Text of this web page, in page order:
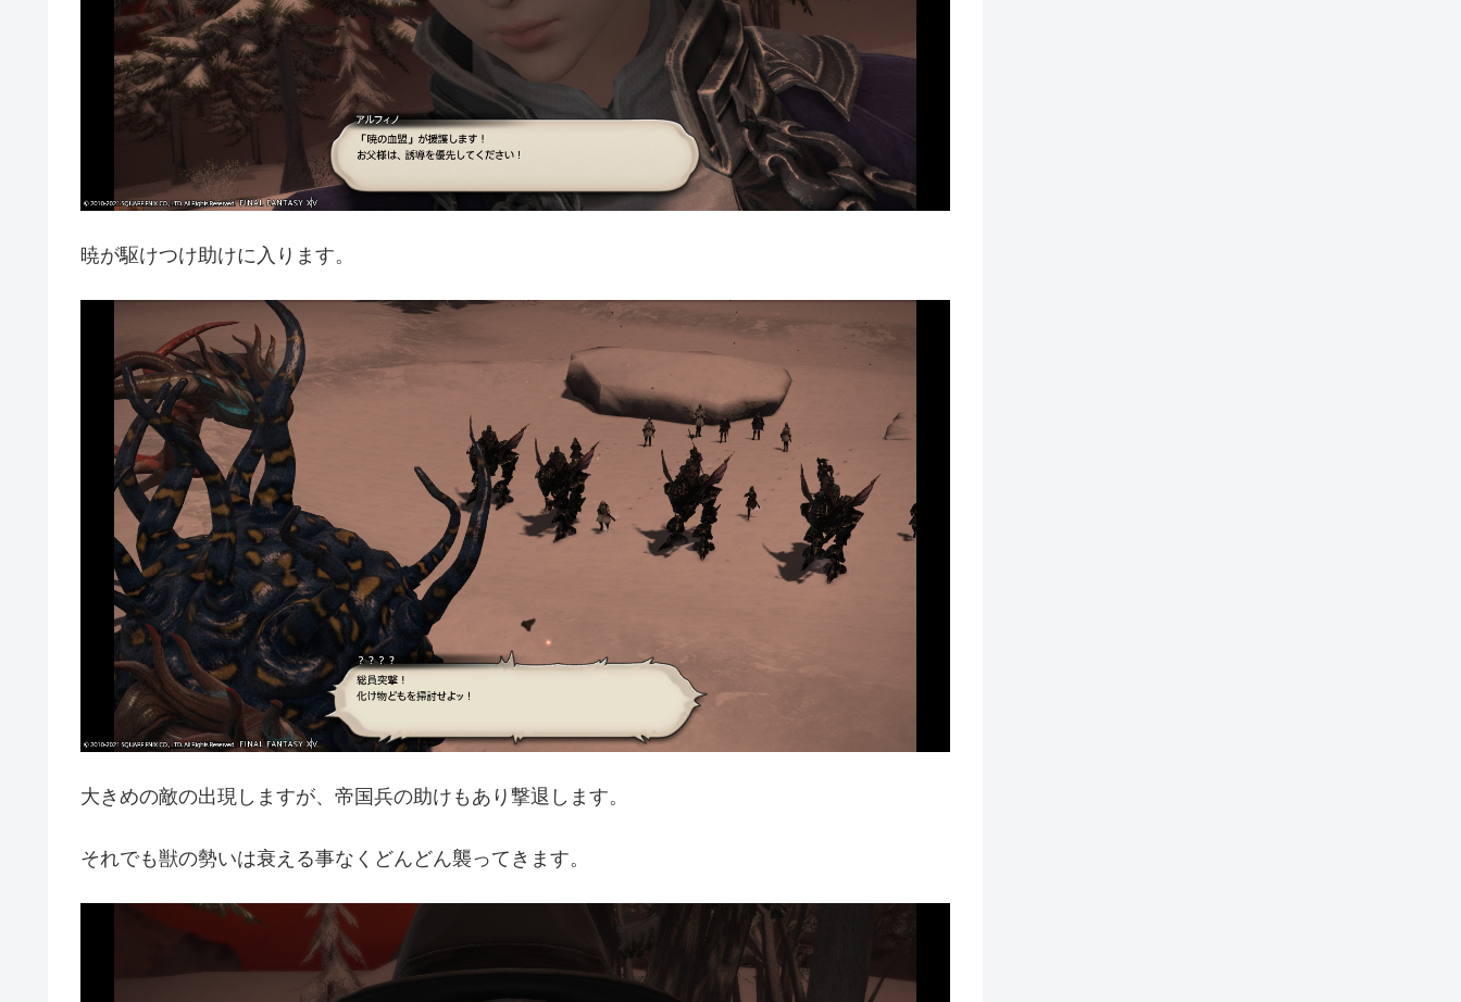
暁が駆けつけ助けに入ります。
大きめの敵の出現しますが、帝国兵の助けもあり撃退します。
それでも獣の勢いは衰える事なくどんどん襲ってきます。